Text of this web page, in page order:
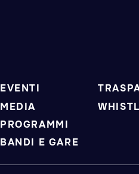
EVENTI
MEDIA
PROGRAMMI
BANDI E GARE